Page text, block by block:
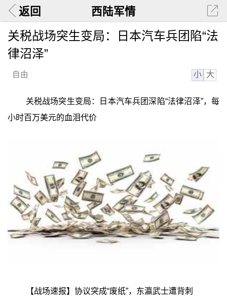
返回 西陆军情
关税战场突生变局：日本汽车兵团陷“法
律沼泽”
自由 小 大
关税战场突生变局：日本汽车兵团深陷“法律沼泽”，每
小时百万美元的血泪代价
【战场速报】协议突成“废纸”，东瀛武士遭背刺